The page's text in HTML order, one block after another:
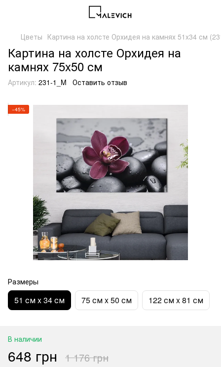
Цветы Картина на холсте Орхидея на камнях 51x34 см
Картина на холсте Орхидея на
камнях 75x50 см
Артикул: 231-1_M Оставить отзыв
−45%
Размеры
51 см x 34 см 75 см x 50 см 122 см x 81 см
В наличии
648 грн 1 176 грн